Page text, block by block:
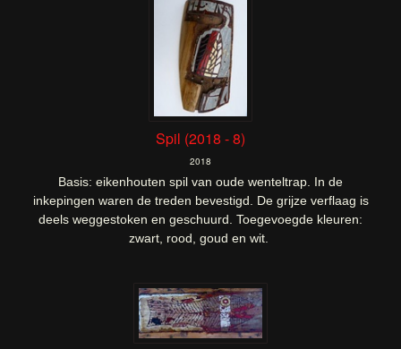
Spil (2018 - 8)
2018
Basis: eikenhouten spil van oude wenteltrap. In de
inkepingen waren de treden bevestigd. De grijze verflaag is
deels weggestoken en geschuurd. Toegevoegde kleuren:
zwart, rood, goud en wit.